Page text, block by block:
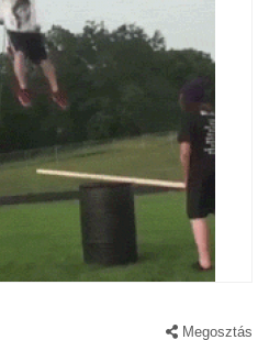
Megosztás